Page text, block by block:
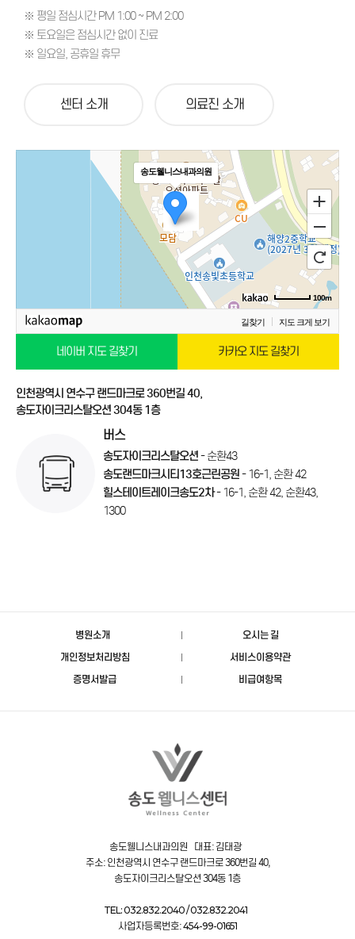
※ 평일 점심시간 PM 1:00 ~ PM 2:00
※ 토요일은 점심시간 없이 진료
※ 일요일, 공휴일 휴무
센터 소개 의료진 소개
송도웰니스내과의원
100m
길찾기 지도 크게 보기
네이버 지도 길찾기 카카오 지도 길찾기
인천광역시 연수구 랜드마크로 360번길 40,
송도자이크리스탈오션 304동 1층
버스
송도자이크리스탈오션- 순환43
송도랜드마크시티13호근린공원- 16-1, 순환 42
힐스테이트레이크송도2차- 16-1, 순환 42, 순환43,
1300
병원소개
오시는 길
개인정보처리방침
서비스이용약관
증명서발급
비급여항목
송도웰니스내과의원 대표: 김태광
주소: 인천광역시 연수구 랜드마크로 360번길 40,
송도자이크리스탈오션 304동 1층
TEL: 032.832.2040 / 032.832.2041
사업자등록번호:454-99-01651